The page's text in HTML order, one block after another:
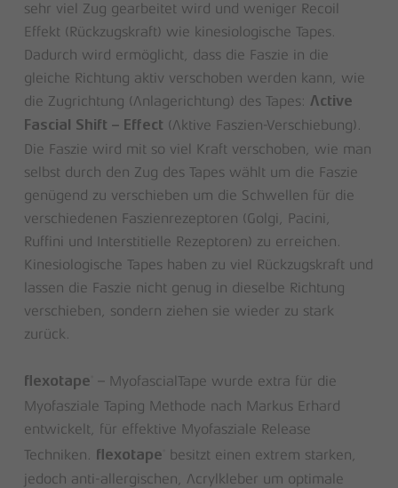
sehr viel Zug gearbeitet wird und weniger Recoil
Effekt (Rückzugskraft) wie kinesiologische Tapes.
Dadurch wird ermöglicht, dass die Faszie in die
gleiche Richtung aktiv verschoben werden kann, wie
die Zugrichtung (Anlagerichtung) des Tapes: Active
Fascial Shift – Effect (Aktive Faszien-Verschiebung).
Die Faszie wird mit so viel Kraft verschoben, wie man
selbst durch den Zug des Tapes wählt um die Faszie
genügend zu verschieben um die Schwellen für die
verschiedenen Faszienrezeptoren (Golgi, Pacini,
Ruffini und Interstitielle Rezeptoren) zu erreichen.
Kinesiologische Tapes haben zu viel Rückzugskraft und
lassen die Faszie nicht genug in dieselbe Richtung
verschieben, sondern ziehen sie wieder zu stark
zurück.
flexotape
– MyofascialTape wurde extra für die
Myofasziale Taping Methode nach Markus Erhard
entwickelt, für effektive Myofasziale Release
Techniken.
flexotape
besitzt einen extrem starken,
jedoch anti-allergischen, Acrylkleber um optimale